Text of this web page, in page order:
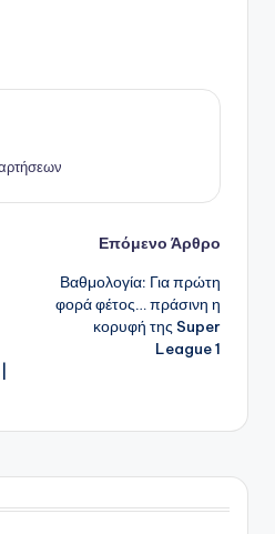
Επόμενο Άρθρο
Βαθμολογία: Για πρώτη
φορά φέτος… πράσινη η
κορυφή της Super
League 1